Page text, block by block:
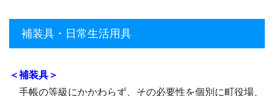
補装具・日常生活用具
＜補装具＞
手帳の等級にかかわらず、その必要性を個別に町役場、